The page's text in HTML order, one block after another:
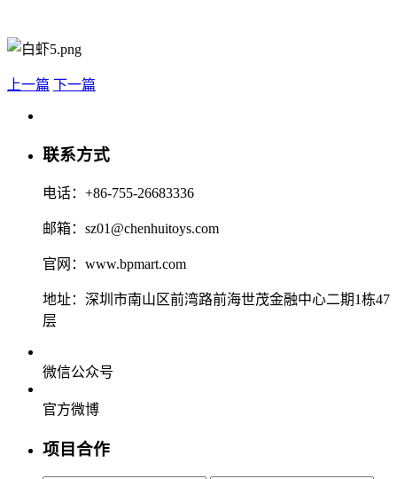
上一篇 下一篇
联系方式
电话：+86-755-26683336
邮箱：sz01@chenhuitoys.com
官网：www.bpmart.com
地址：深圳市南山区前湾路前海世茂金融中心二期1栋47
层
微信公众号
官方微博
项目合作